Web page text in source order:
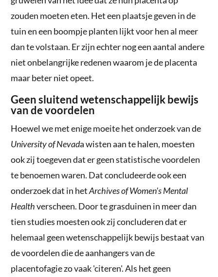
zouden moeten eten. Het een plaatsje geven in de
tuin en een boompje planten lijkt voor hen al meer
dan te volstaan. Er zijn echter nog een aantal andere
niet onbelangrijke redenen waarom je de placenta
maar beter niet opeet.
Geen sluitend wetenschappelijk bewijs
van de voordelen
Hoewel we met enige moeite het onderzoek van de
University of Nevada wisten aan te halen, moesten
ook zij toegeven dat er geen statistische voordelen
te benoemen waren. Dat concludeerde ook een
onderzoek dat in hetArchives of Women's Mental
Healthverscheen. Door te grasduinen in meer dan
tien studies moesten ook zij concluderen dat er
helemaal geen wetenschappelijk bewijs bestaat van
de voordelen die de aanhangers van de
placentofagie zo vaak 'citeren'. Als het geen